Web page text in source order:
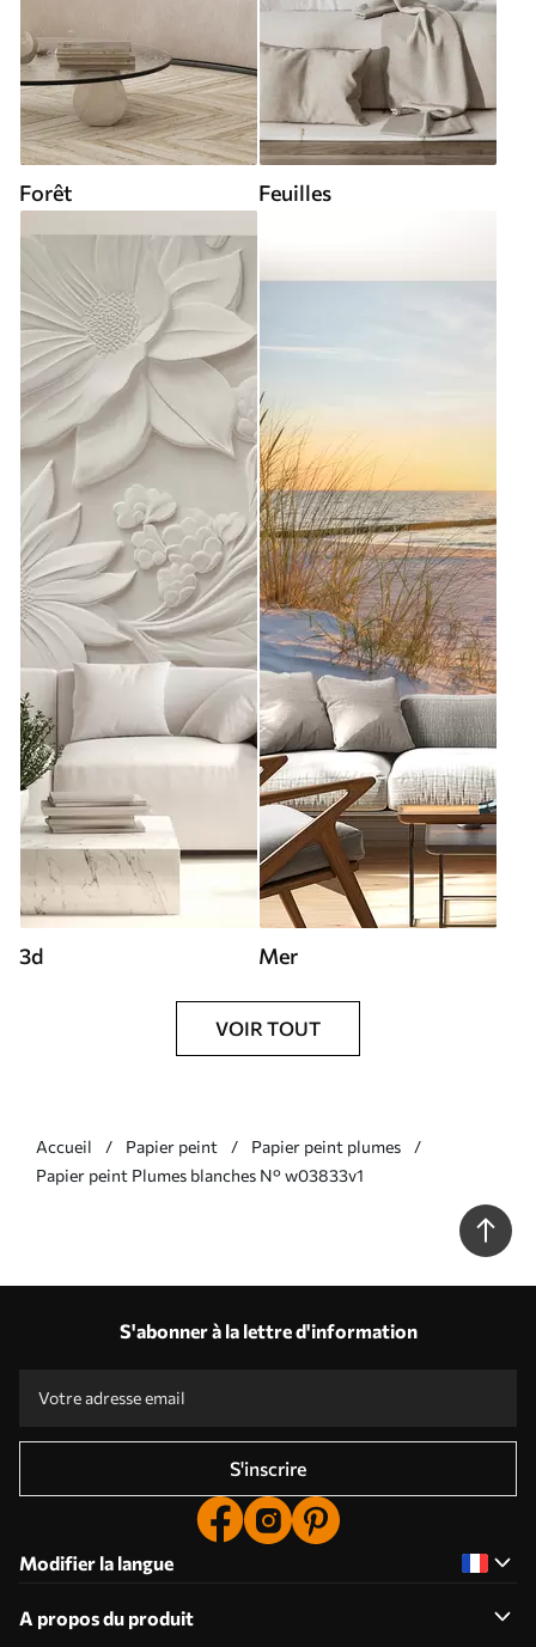
Forêt Feuilles
3d Mer
VOIR TOUT
Accueil Papier peint
Papier peint plumes
Papier peint Plumes blanches N° w03833v1
S'abonner à la lettre d'information
S'inscrire
Modifier la langue
A propos du produit